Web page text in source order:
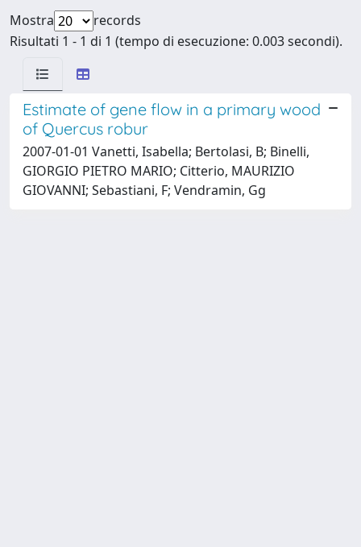
Mostra
records
Risultati 1 - 1 di 1 (tempo di esecuzione: 0.003 secondi).
Estimate of gene flow in a primary wood
of Quercus robur
2007-01-01 Vanetti, Isabella; Bertolasi, B; Binelli,
GIORGIO PIETRO MARIO; Citterio, MAURIZIO
GIOVANNI; Sebastiani, F; Vendramin, Gg